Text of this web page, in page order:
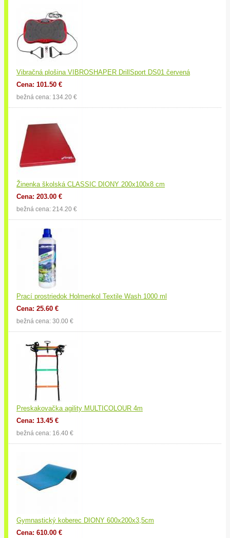
Vibračná plošina VIBROSHAPER DrillSport DS01 červená
Cena: 101.50 €
bežná cena: 134.20 €
Žinenka školská CLASSIC DIONY 200x100x8 cm
Cena: 203.00 €
bežná cena: 214.20 €
Prací prostriedok Holmenkol Textile Wash 1000 ml
Cena: 25.60 €
bežná cena: 30.00 €
Preskakovačka agility MULTICOLOUR 4m
Cena: 13.45 €
bežná cena: 16.40 €
Gymnastický koberec DIONY 600x200x3,5cm
Cena: 610.00 €